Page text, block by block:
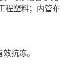
程塑料；内管布
抗冻。